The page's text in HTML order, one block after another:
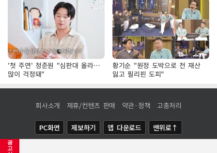
광
고
'첫 주연' 정준원 "심판대 올라…
많이 걱정돼"
황기순 "원정 도박으로 전 재산
잃고 필리핀 도피"
회사소개 제휴/컨텐츠 판매 약관·정책 고충처리
PC화면 제보하기 앱 다운로드 맨위로↑